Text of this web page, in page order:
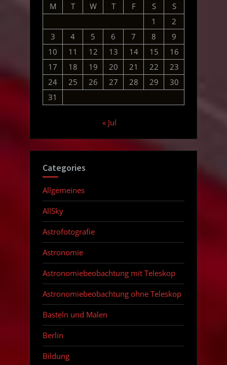
M
T W T F S
S
1
2
3
4 5 6 7 8
9
10
11 12 13 14 15
16
17
18 19 20 21 22
23
24
25 26 27 28 29
30
31
« Jul
Categories
Allgemeines
AllSky
Astrofotografie
Astronomie
Astronomiebeobachtung mit Teleskop
Astronomiebeobachtung ohne Teleskop
Basteln und Malen
Berlin
Bildung